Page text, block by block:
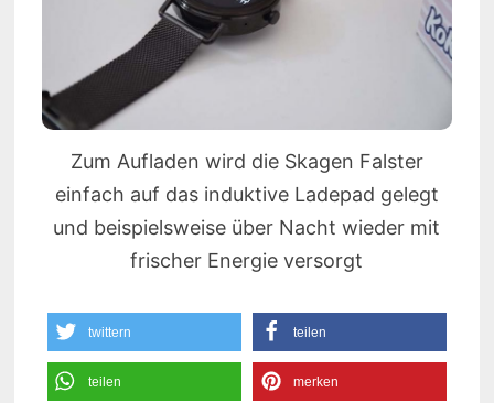
Zum Aufladen wird die Skagen Falster
einfach auf das induktive Ladepad gelegt
und beispielsweise über Nacht wieder mit
frischer Energie versorgt
twittern teilen
teilen merken